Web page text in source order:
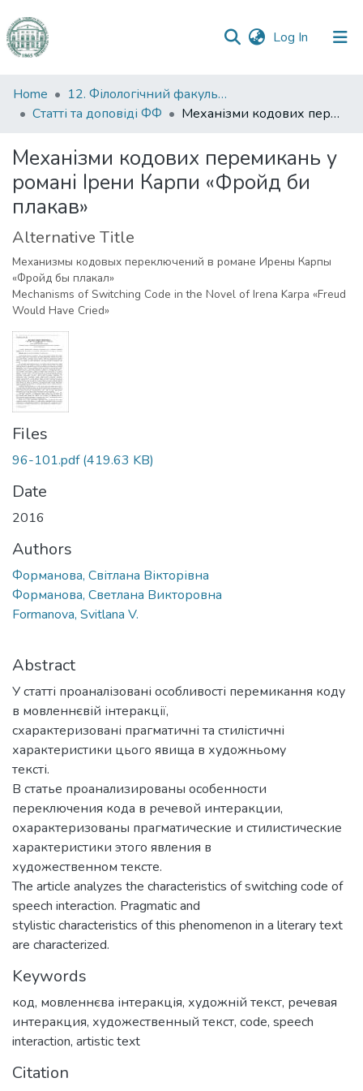
Log In (current)
Communities
&
All of DSpace
Statistics
Home
12. Філологічний факультет
Статті та доповіді ФФ
Механізми кодових перемикань у романі Ірени Карпи «Фройд би плакав»
Механізми кодових перемикань у
романі Ірени Карпи «Фройд би
плакав»
Alternative Title
Механизмы кодовых переключений в романе Ирены Карпы
«Фройд бы плакал»
Mechanisms of Switching Code in the Novel of Irena Karpa «Freud
Would Have Cried»
Files
96-101.pdf(419.63 KB)
Date
2016
Authors
Форманова, Світлана Вікторівна
Форманова, Светлана Викторовна
Formanova, Svitlana V.
Abstract
У статті проаналізовані особливості перемикання коду
в мовленнєвій інтеракції,
схарактеризовані прагматичні та стилістичні
характеристики цього явища в художньому
тексті.
В статье проанализированы особенности
переключения кода в речевой интеракции,
охарактеризованы прагматические и стилистические
характеристики этого явления в
художественном тексте.
The article analyzes the characteristics of switching code of
speech interaction. Pragmatic and
stylistic characteristics of this phenomenon in a literary text
are characterized.
Keywords
код, мовленнєва інтеракція, художній текст, речевая
интеракция, художественный текст, code, speech
interaction, artistic text
Citation